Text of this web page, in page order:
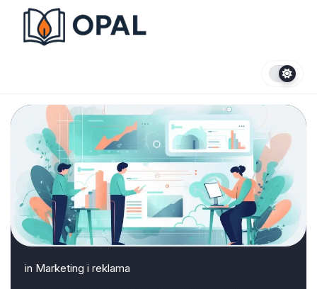
content
in Marketing i reklama